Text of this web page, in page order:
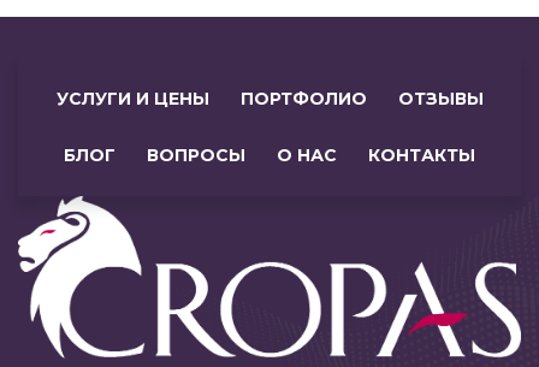
УСЛУГИ И ЦЕНЫ ПОРТФОЛИО ОТЗЫВЫ
БЛОГ ВОПРОСЫ О НАС КОНТАКТЫ